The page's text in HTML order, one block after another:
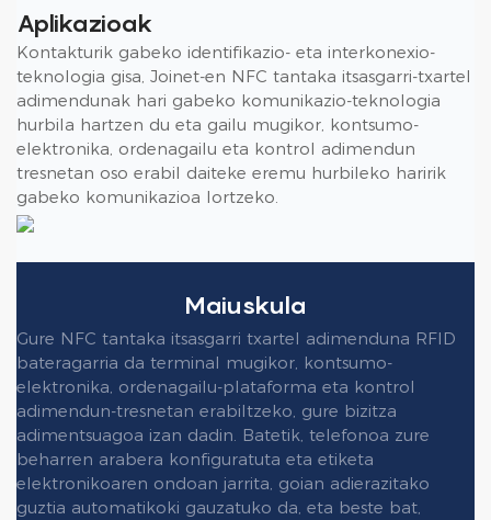
Aplikazioak
Kontakturik gabeko identifikazio- eta interkonexio-
teknologia gisa, Joinet-en NFC tantaka itsasgarri-txartel
adimendunak hari gabeko komunikazio-teknologia
hurbila hartzen du eta gailu mugikor, kontsumo-
elektronika, ordenagailu eta kontrol adimendun
tresnetan oso erabil daiteke eremu hurbileko haririk
gabeko komunikazioa lortzeko.
Maiuskula
Gure NFC tantaka itsasgarri txartel adimenduna RFID
bateragarria da terminal mugikor, kontsumo-
elektronika, ordenagailu-plataforma eta kontrol
adimendun-tresnetan erabiltzeko, gure bizitza
adimentsuagoa izan dadin. Batetik, telefonoa zure
beharren arabera konfiguratuta eta etiketa
elektronikoaren ondoan jarrita, goian adierazitako
guztia automatikoki gauzatuko da, eta beste bat,